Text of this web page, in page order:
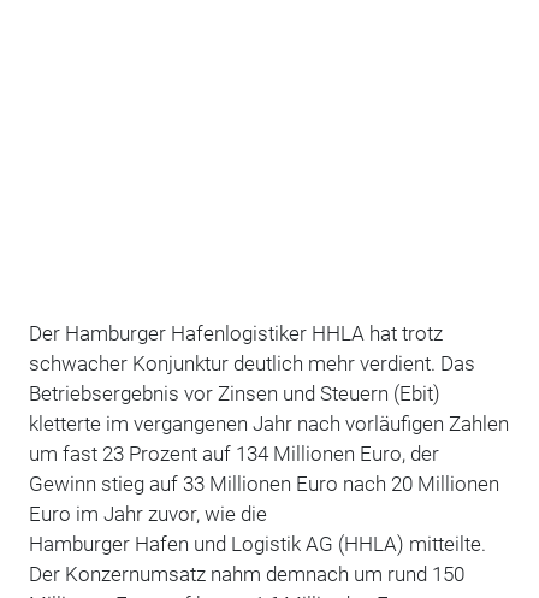
Der Hamburger Hafenlogistiker HHLA hat trotz
schwacher Konjunktur deutlich mehr verdient. Das
Betriebsergebnis vor Zinsen und Steuern (Ebit)
kletterte im vergangenen Jahr nach vorläufigen Zahlen
um fast 23 Prozent auf 134 Millionen Euro, der
Gewinn stieg auf 33 Millionen Euro nach 20 Millionen
Euro im Jahr zuvor, wie die
Hamburger Hafen und Logistik AG (HHLA) mitteilte.
Der Konzernumsatz nahm demnach um rund 150